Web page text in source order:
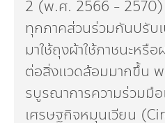
2 (พ.ศ. 2566 - 2570)
ทุกภาคส่วนร่วมกันปรั
มาใช้ถุงผ้าใช้ภาชนะห
ต่อสิ่งแวดล้อมมากขึ้น
รบูรณาการความร่วมมือ
เศรษฐกิจหมุนเวียน